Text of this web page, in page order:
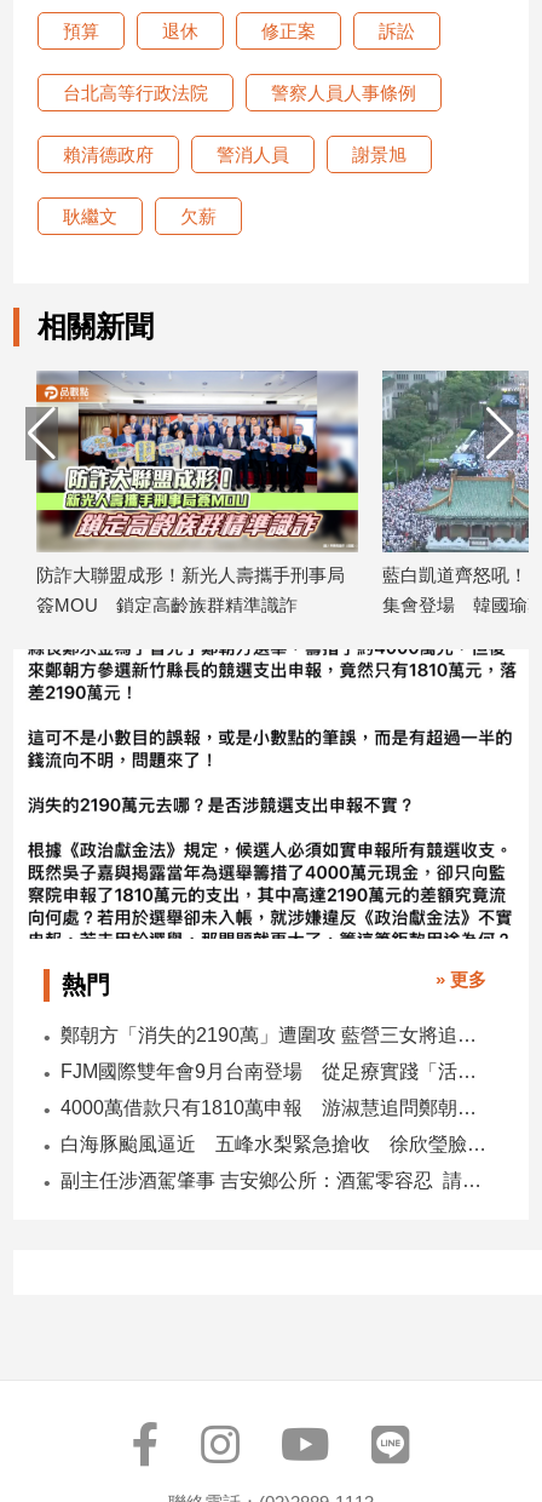
影
音
專
區
合
作
投
稿
專
區
【我
的
觀
點】
預算 退休 修正案 訴訟
台北高等行政法院 警察人員人事條例
賴清德政府 警消人員 謝景旭
耿繼文 欠薪
相關新聞
防詐大聯盟成形！新光人壽攜手刑事局
簽MOU 鎖定高齡族群精準識詐
藍白凱道齊怒吼！「
集會登場 韓國瑜鄭
2026/07/25
熱門 » 更多
鄭朝方「消失的2190萬」遭圍攻 藍營三女將追金流 拿出還款證明
FJM國際雙年會9月台南登場 從足療實踐「活出愛」
4000萬借款只有1810萬申報 游淑慧追問鄭朝方：2190萬差額去哪了
白海豚颱風逼近 五峰水梨緊急搶收 徐欣瑩臉書急呼「搶救五峰水梨」
副主任涉酒駕肇事 吉安鄉公所：酒駕零容忍 請辭獲准